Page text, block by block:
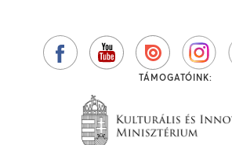
TÁMOGATÓINK: